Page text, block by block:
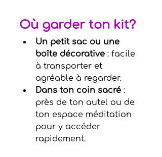
Où garder ton kit?
Un petit sac ou une
boîte décorative : facile
à transporter et
agréable à regarder.
Dans ton coin sacré :
près de ton autel ou de
ton espace méditation
pour y accéder
rapidement.